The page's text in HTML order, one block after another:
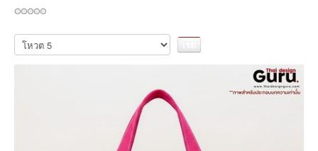
กรุณา
ให้